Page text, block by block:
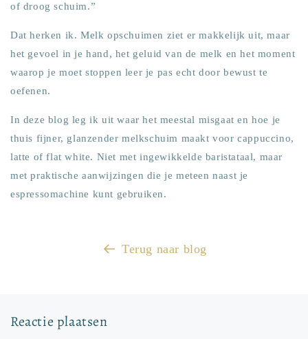
of droog schuim.”
Dat herken ik. Melk opschuimen ziet er makkelijk uit, maar
het gevoel in je hand, het geluid van de melk en het moment
waarop je moet stoppen leer je pas echt door bewust te
oefenen.
In deze blog leg ik uit waar het meestal misgaat en hoe je
thuis fijner, glanzender melkschuim maakt voor cappuccino,
latte of flat white. Niet met ingewikkelde baristataal, maar
met praktische aanwijzingen die je meteen naast je
espressomachine kunt gebruiken.
Terug naar blog
Reactie plaatsen